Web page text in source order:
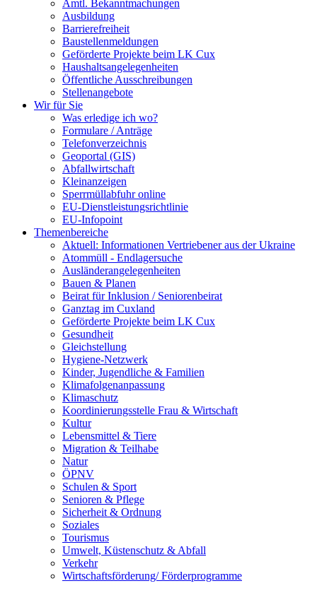
Amtl. Bekanntmachungen
Ausbildung
Barrierefreiheit
Baustellenmeldungen
Geförderte Projekte beim LK Cux
Haushaltsangelegenheiten
Öffentliche Ausschreibungen
Stellenangebote
Wir für Sie
Was erledige ich wo?
Formulare / Anträge
Telefonverzeichnis
Geoportal (GIS)
Abfallwirtschaft
Kleinanzeigen
Sperrmüllabfuhr online
EU-Dienstleistungsrichtlinie
EU-Infopoint
Themenbereiche
Aktuell: Informationen Vertriebener aus der Ukraine
Atommüll - Endlagersuche
Ausländerangelegenheiten
Bauen & Planen
Beirat für Inklusion / Seniorenbeirat
Ganztag im Cuxland
Geförderte Projekte beim LK Cux
Gesundheit
Gleichstellung
Hygiene-Netzwerk
Kinder, Jugendliche & Familien
Klimafolgenanpassung
Klimaschutz
Koordinierungsstelle Frau & Wirtschaft
Kultur
Lebensmittel & Tiere
Migration & Teilhabe
Natur
ÖPNV
Schulen & Sport
Senioren & Pflege
Sicherheit & Ordnung
Soziales
Tourismus
Umwelt, Küstenschutz & Abfall
Verkehr
Wirtschaftsförderung/ Förderprogramme